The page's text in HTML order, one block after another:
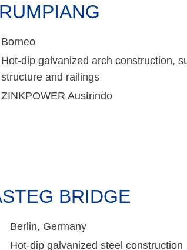
Borneo
Hot-dip galvanized arch construction,
structure and railings
ZINKPOWER Austrindo
BRIDGE
Berlin, Germany
Hot-dip galvanized steel construction